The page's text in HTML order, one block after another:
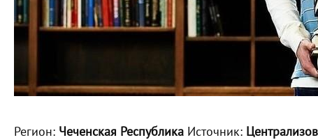
Регион: Чеченская Республика Источник: